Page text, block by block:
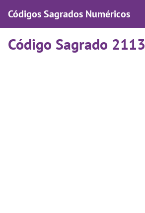
Códigos Sagrados Numéricos
Código Sagrado 2113